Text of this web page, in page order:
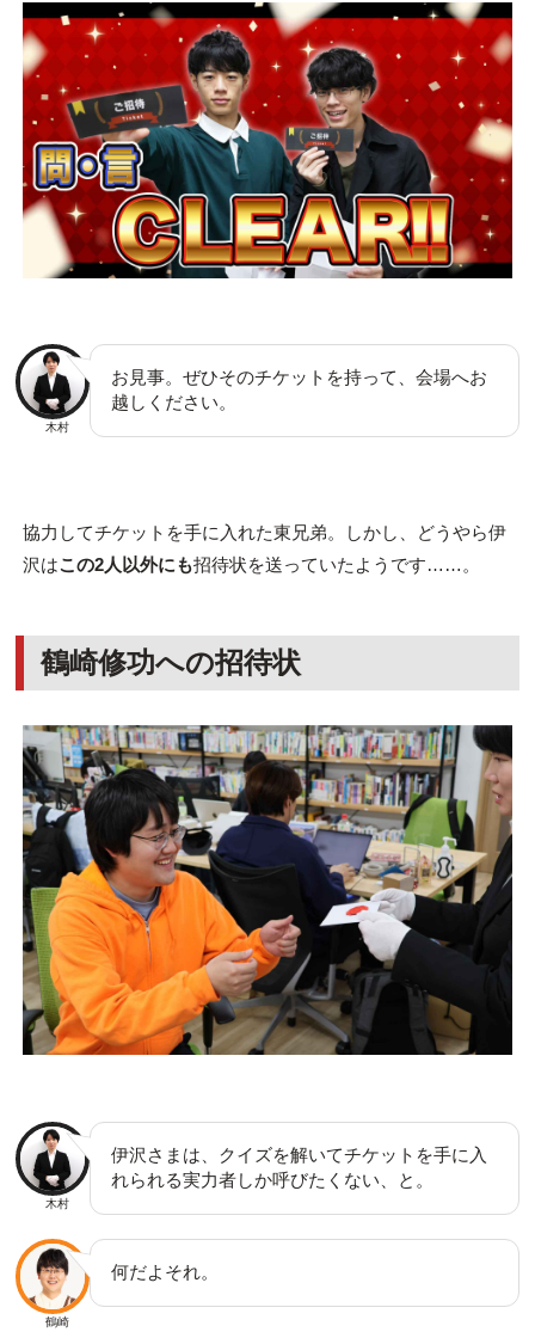
木村
お見事。ぜひそのチケットを持って、会場へお
越しください。
協力してチケットを手に入れた東兄弟。しかし、どうやら伊
沢はこの2人以外にも招待状を送っていたようです……。
鶴崎修功への招待状
木村
伊沢さまは、クイズを解いてチケットを手に入
れられる実力者しか呼びたくない、と。
鶴崎
何だよそれ。